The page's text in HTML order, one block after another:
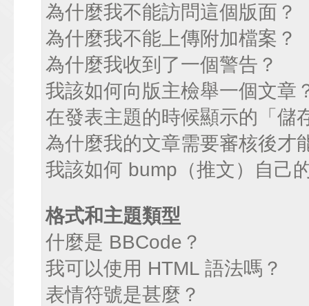
為什麼我不能訪問這個版面？
為什麼我不能上傳附加檔案？
為什麼我收到了一個警告？
我該如何向版主檢舉一個文章
在發表主題的時候顯示的「儲
為什麼我的文章需要審核後才
我該如何 bump（推文）自己
格式和主題類型
什麼是 BBCode？
我可以使用 HTML 語法嗎？
表情符號是甚麼？